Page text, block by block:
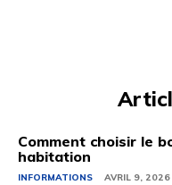
Comment choisir le
habitation
INFORMATIONS AVRIL 9, 2026